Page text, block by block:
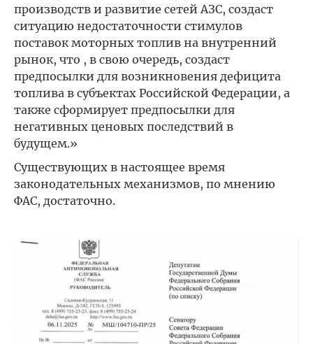
производств и развитие сетей АЗС, создаст
ситуацию недостаточности стимулов
поставок моторных топлив на внутренний
рынок, что , в свою очередь, создаст
предпосылки для возникновения дефицита
топлива в субъектах Российской Федерации, а
также сформирует предпосылки для
негативных ценовых последствий в
будущем.»
Существующих в настоящее время
законодательных механизмов, по мнению
ФАС, достаточно.